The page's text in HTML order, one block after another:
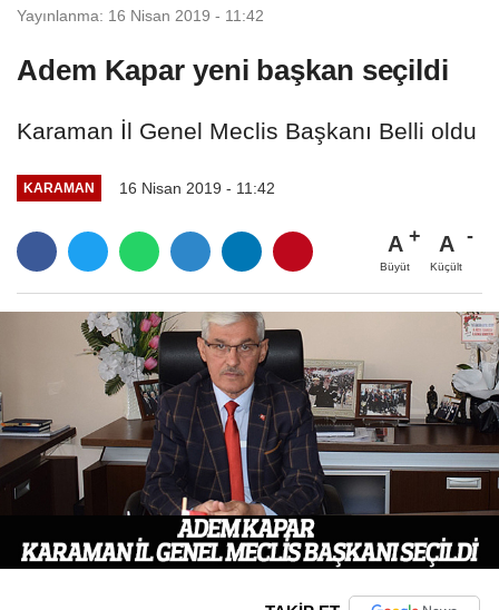
Yayınlanma: 16 Nisan 2019 - 11:42
Adem Kapar yeni başkan seçildi
Karaman İl Genel Meclis Başkanı Belli oldu
KARAMAN 16 Nisan 2019 - 11:42
A
Büyüt
A
Küçült